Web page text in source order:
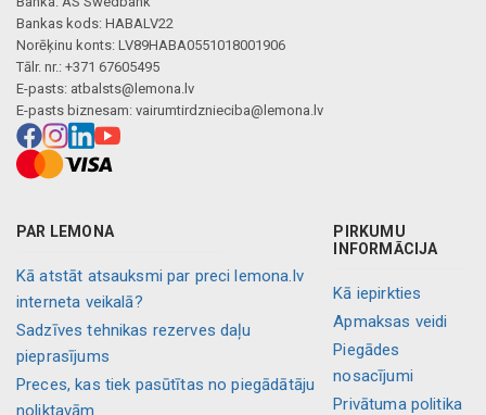
Bankas kods: HABALV22
Norēķinu konts: LV89HABA0551018001906
Tālr. nr.: +371 67605495
E-pasts: atbalsts@lemona.lv
E-pasts biznesam: vairumtirdznieciba@lemona.lv
PAR LEMONA
Kā atstāt atsauksmi par preci lemona.lv
interneta veikalā?
Sadzīves tehnikas rezerves daļu
pieprasījums
Preces, kas tiek pasūtītas no piegādātāju
noliktavām
PIRKUMU
INFORMĀCIJA
Kā iepirkties
Apmaksas veidi
Piegādes
nosacījumi
Privātuma politika